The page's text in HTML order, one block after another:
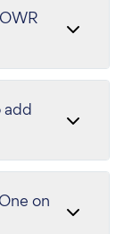
add
on